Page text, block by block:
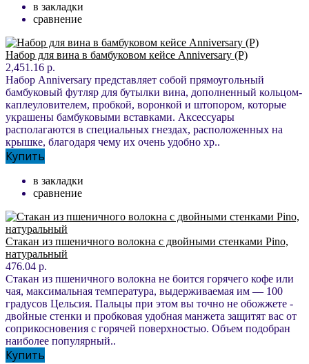
в закладки
сравнение
Набор для вина в бамбуковом кейсе Anniversary (Р)
2,451.16 р.
Набор Anniversary представляет собой прямоугольный
бамбуковый футляр для бутылки вина, дополненный кольцом-
каплеуловителем, пробкой, воронкой и штопором, которые
украшены бамбуковыми вставками. Аксессуары
располагаются в специальных гнездах, расположенных на
крышке, благодаря чему их очень удобно хр..
Купить
в закладки
сравнение
Стакан из пшеничного волокна с двойными стенками Pino,
натуральный
476.04 р.
Стакан из пшеничного волокна не боится горячего кофе или
чая, максимальная температура, выдерживаемая им — 100
градусов Цельсия. Пальцы при этом вы точно не обожжете -
двойные стенки и пробковая удобная манжета защитят вас от
соприкосновения с горячей поверхностью. Объем подобран
наиболее популярный..
Купить